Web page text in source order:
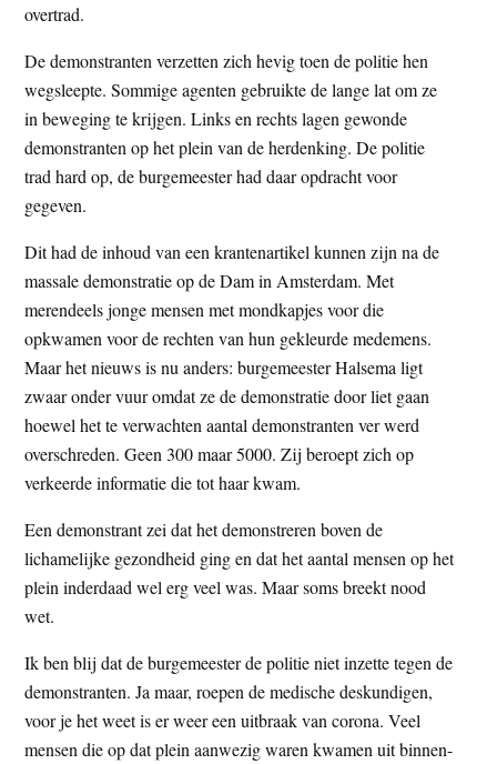
overtrad.
De demonstranten verzetten zich hevig toen de politie hen
wegsleepte. Sommige agenten gebruikte de lange lat om ze
in beweging te krijgen. Links en rechts lagen gewonde
demonstranten op het plein van de herdenking. De politie
trad hard op, de burgemeester had daar opdracht voor
gegeven.
Dit had de inhoud van een krantenartikel kunnen zijn na de
massale demonstratie op de Dam in Amsterdam. Met
merendeels jonge mensen met mondkapjes voor die
opkwamen voor de rechten van hun gekleurde medemens.
Maar het nieuws is nu anders: burgemeester Halsema ligt
zwaar onder vuur omdat ze de demonstratie door liet gaan
hoewel het te verwachten aantal demonstranten ver werd
overschreden. Geen 300 maar 5000. Zij beroept zich op
verkeerde informatie die tot haar kwam.
Een demonstrant zei dat het demonstreren boven de
lichamelijke gezondheid ging en dat het aantal mensen op het
plein inderdaad wel erg veel was. Maar soms breekt nood
wet.
Ik ben blij dat de burgemeester de politie niet inzette tegen de
demonstranten. Ja maar, roepen de medische deskundigen,
voor je het weet is er weer een uitbraak van corona. Veel
mensen die op dat plein aanwezig waren kwamen uit binnen-